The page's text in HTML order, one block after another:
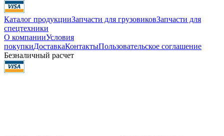
Каталог продукцииЗапчасти для грузовиковЗапчасти для
спецтехники
О компанииУсловия
покупкиДоставкаКонтактыПользовательское соглашение
Безналичный расчет